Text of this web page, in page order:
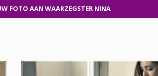
FOTO AAN WAARZEGSTER NINA